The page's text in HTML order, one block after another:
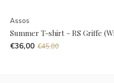
Assos
Summer T-shirt - RS Griffe
€36,00 €45,00